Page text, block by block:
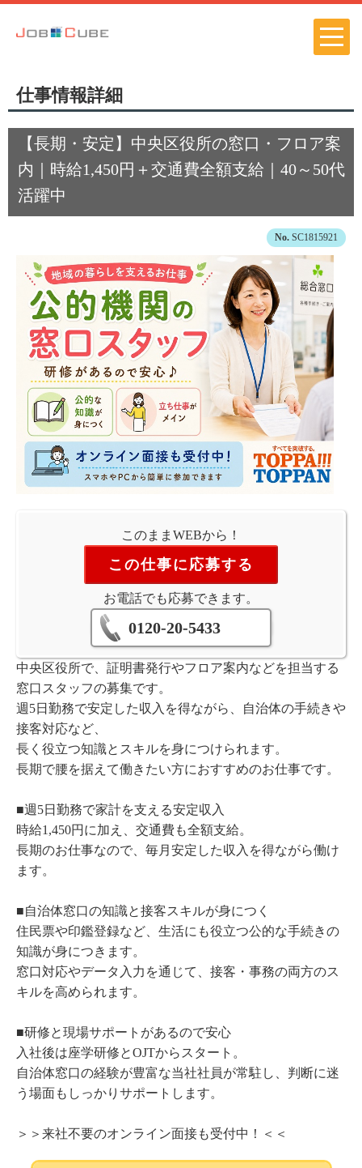
仕事情報詳細
【長期・安定】中央区役所の窓口・フロア案
内｜時給1,450円＋交通費全額支給｜40～50代
活躍中
SC1815921
このままWEBから！
この仕事に応募する
お電話でも応募できます。
0120-20-5433
中央区役所で、証明書発行やフロア案内などを担当する
窓口スタッフの募集です。
週5日勤務で安定した収入を得ながら、自治体の手続きや
接客対応など、
長く役立つ知識とスキルを身につけられます。
長期で腰を据えて働きたい方におすすめのお仕事です。
■週5日勤務で家計を支える安定収入
時給1,450円に加え、交通費も全額支給。
長期のお仕事なので、毎月安定した収入を得ながら働け
ます。
■自治体窓口の知識と接客スキルが身につく
住民票や印鑑登録など、生活にも役立つ公的な手続きの
知識が身につきます。
窓口対応やデータ入力を通じて、接客・事務の両方のス
キルを高められます。
■研修と現場サポートがあるので安心
入社後は座学研修とOJTからスタート。
自治体窓口の経験が豊富な当社社員が常駐し、判断に迷
う場面もしっかりサポートします。
＞＞来社不要のオンライン面接も受付中！＜＜